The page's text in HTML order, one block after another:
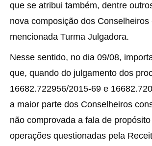
que se atribui também, dentre
nova composição dos Conselheiros
mencionada Turma Julgadora.
Nesse sentido, no dia 09/08,
que, quando do julgamento dos
16682.722956/2015-69 e
a maior parte dos Conselheiros
não comprovada a fala de
operações questionadas pela